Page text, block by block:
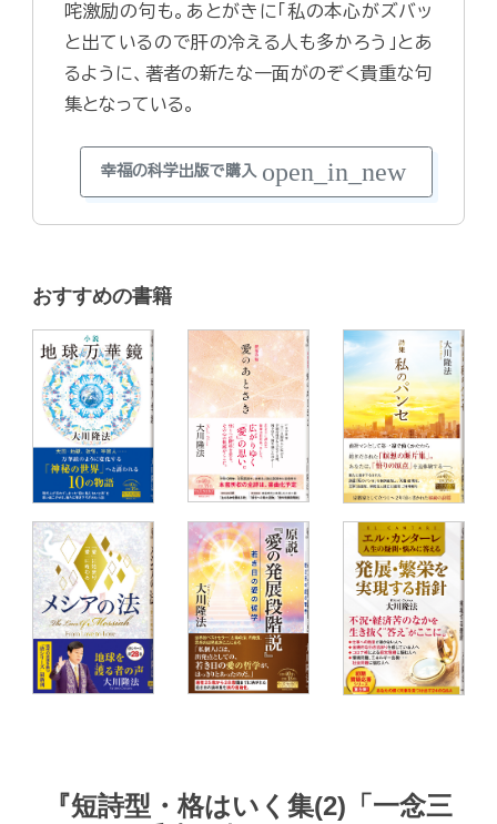
咤激励の句も。あとがきに「私の本心がズバッ
と出ているので肝の冷える人も多かろう」とあ
るように、著者の新たな一面がのぞく貴重な句
集となっている。
幸福の科学出版で購入 open_in_new
おすすめの書籍
『短詩型・格はいく集(2)「一念三